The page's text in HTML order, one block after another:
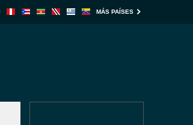
MÁS PAÍSES